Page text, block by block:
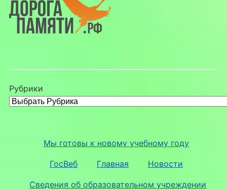
Рубрики
Мы готовы к новому учебному году
ГосВеб Главная Новости
Сведения об образовательном учреждении